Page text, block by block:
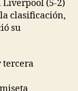
Liverpool (5-2)
clasificación,
su